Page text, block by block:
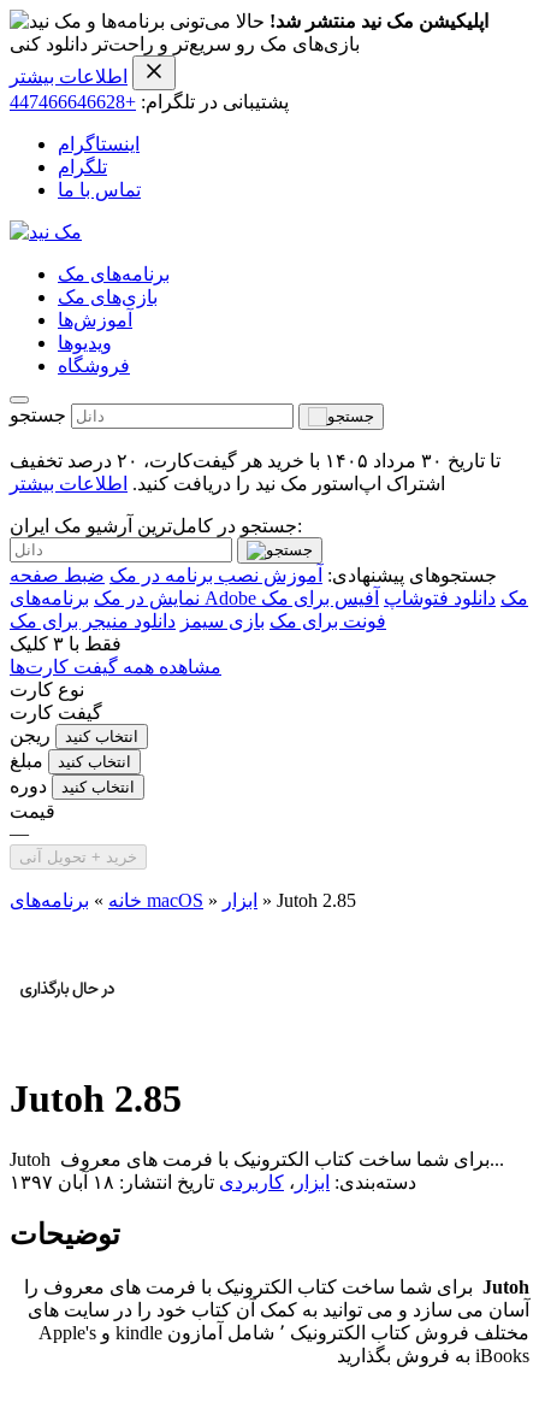
اپلیکیشن مک نید منتشر شد! حالا می‌تونی برنامه‌ها و
بازی‌های مک رو سریع‌تر و راحت‌تر دانلود کنی
اطلاعات بیشتر
پشتیبانی در تلگرام: +447466646628
اینستاگرام
تلگرام
تماس با ما
برنامه‌های مک
بازی‌های مک
آموزش‌ها
ویدیو‌ها
فروشگاه
جستجو
تا تاریخ ۳۰ مرداد ۱۴۰۵ با خرید هر گیفت‌کارت، ۲۰ درصد تخفیف
اشتراک اپ‌استور مک نید را دریافت کنید. اطلاعات بیشتر
جستجو در کامل‌ترین آرشیو مک ایران:
جستجوهای پیشنهادی: آموزش نصب برنامه در مک ضبط صفحه
نمایش در مک
برنامه‌های Adobe مک دانلود فتوشاپ آفیس برای مک
فونت برای مک بازی سیمز دانلود منیجر برای مک
فقط با ۳ کلیک
مشاهده همه گیفت کارت‌ها
نوع کارت
گیفت کارت
ریجن
انتخاب کنید
مبلغ انتخاب کنید
دوره انتخاب کنید
قیمت
—
خرید + تحویل آنی
خانه » برنامه‌های macOS » ابزار » Jutoh 2.85
Jutoh 2.85
Jutoh برای شما ساخت کتاب الکترونیک با فرمت های معروف...
دسته‌بندی: ابزار ، کاربردی تاریخ انتشار: ۱۸ آبان ۱۳۹۷
توضیحات
Jutoh برای شما ساخت کتاب الکترونیک با فرمت های معروف را
آسان می سازد و می توانید به کمک آن کتاب خود را در سایت های
مختلف فروش کتاب الکترونیک ٬ شامل آمازون kindle و Apple's
iBooks به فروش بگذارید